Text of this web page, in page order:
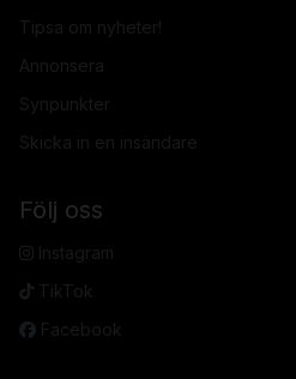
Tipsa om nyheter!
Annonsera
Synpunkter
Skicka in en insändare
Följ oss
Instagram
TikTok
Facebook